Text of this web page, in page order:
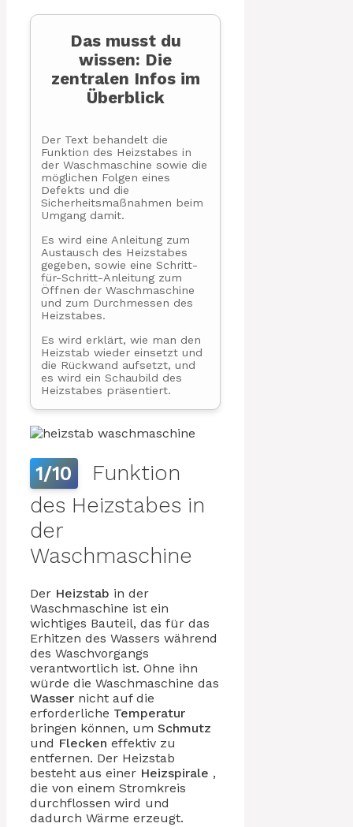
Das musst du
wissen: Die
zentralen Infos im
Überblick
Der Text behandelt die
Funktion des Heizstabes in
der Waschmaschine sowie die
möglichen Folgen eines
Defekts und die
Sicherheitsmaßnahmen beim
Umgang damit.
Es wird eine Anleitung zum
Austausch des Heizstabes
gegeben, sowie eine Schritt-
für-Schritt-Anleitung zum
Öffnen der Waschmaschine
und zum Durchmessen des
Heizstabes.
Es wird erklärt, wie man den
Heizstab wieder einsetzt und
die Rückwand aufsetzt, und
es wird ein Schaubild des
Heizstabes präsentiert.
1/10
Funktion
des Heizstabes in
der
Waschmaschine
Der Heizstab in der
Waschmaschine ist ein
wichtiges Bauteil, das für das
Erhitzen des Wassers während
des Waschvorgangs
verantwortlich ist. Ohne ihn
würde die Waschmaschine das
Wasser nicht auf die
erforderliche Temperatur
bringen können, um Schmutz
und Flecken effektiv zu
entfernen. Der Heizstab
besteht aus einer Heizspirale ,
die von einem Stromkreis
durchflossen wird und
dadurch Wärme erzeugt.